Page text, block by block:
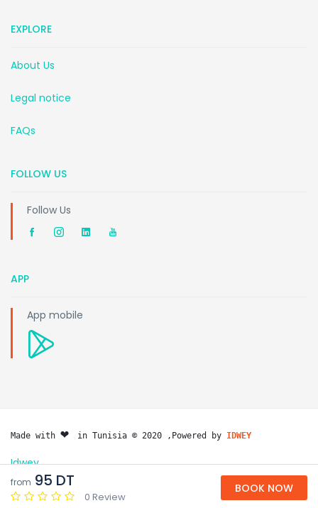
from 95 DT
0 Review
BOOK NOW
EXPLORE
About Us
Legal notice
FAQs
FOLLOW US
Follow Us
APP
App mobile
Made with ❤️ in Tunisia © 2020 ,Powered by IDWEY
Idwey